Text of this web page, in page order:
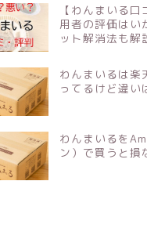
【わんまいる口
用者の評価はい
ット解消法も解
わんまいるは楽
ってるけど違い
わんまいるを
ン）で買うと損